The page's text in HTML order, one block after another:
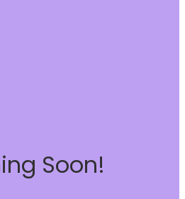
Soon!